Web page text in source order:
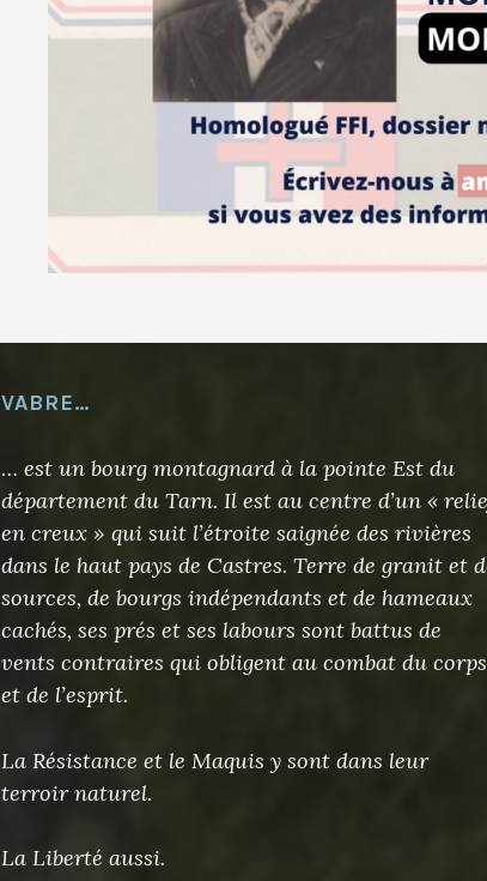
VABRE…
… est un bourg montagnard à la pointe Est du
département du Tarn. Il est au centre d’un «
en creux » qui suit l’étroite saignée des rivières
dans le haut pays de Castres. Terre de granit et
sources, de bourgs indépendants et de hameaux
cachés, ses prés et ses labours sont battus de
vents contraires qui obligent au combat du corps
et de l’esprit.
La Résistance et le Maquis y sont dans leur
terroir naturel.
La Liberté aussi.